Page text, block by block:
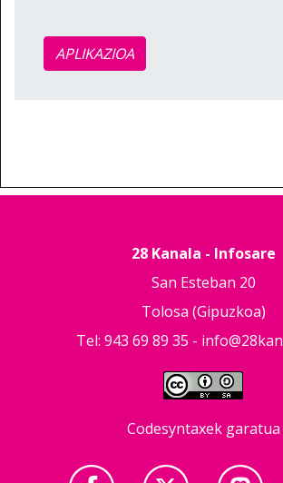
APLIKAZIOA
28 Kanala - Infosare
San Esteban 20
Tolosa (Gipuzkoa)
Tel: 943 69 89 35 -
Codesyntaxek garatua